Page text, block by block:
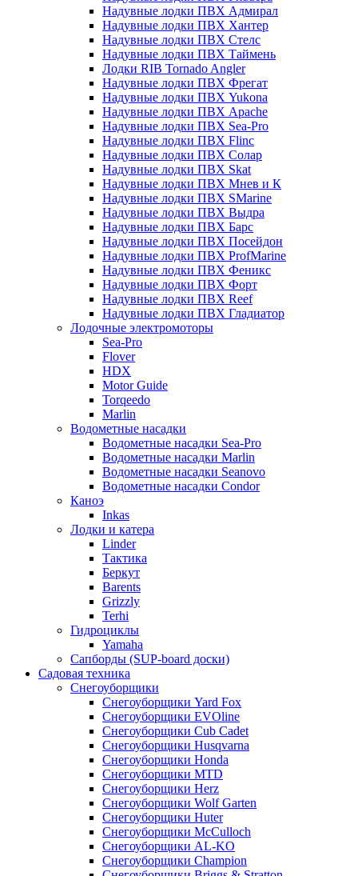
Надувные лодки ПВХ Адмирал
Надувные лодки ПВХ Хантер
Надувные лодки ПВХ Стелс
Надувные лодки ПВХ Таймень
Лодки RIB Tornado Angler
Надувные лодки ПВХ Фрегат
Надувные лодки ПВХ Yukona
Надувные лодки ПВХ Apache
Надувные лодки ПВХ Sea-Pro
Надувные лодки ПВХ Flinc
Надувные лодки ПВХ Солар
Надувные лодки ПВХ Skat
Надувные лодки ПВХ Мнев и К
Надувные лодки ПВХ SMarine
Надувные лодки ПВХ Выдра
Надувные лодки ПВХ Барс
Надувные лодки ПВХ Посейдон
Надувные лодки ПВХ ProfMarine
Надувные лодки ПВХ Феникс
Надувные лодки ПВХ Форт
Надувные лодки ПВХ Reef
Надувные лодки ПВХ Гладиатор
Лодочные электромоторы
Sea-Pro
Flover
HDX
Motor Guide
Torqeedo
Marlin
Водометные насадки
Водометные насадки Sea-Pro
Водометные насадки Marlin
Водометные насадки Seanovo
Водометные насадки Condor
Каноэ
Inkas
Лодки и катера
Linder
Тактика
Беркут
Barents
Grizzly
Terhi
Гидроциклы
Yamaha
Сапборды (SUP-board доски)
Садовая техника
Снегоуборщики
Снегоуборщики Yard Fox
Снегоуборщики EVOline
Снегоуборщики Cub Cadet
Снегоуборщики Husqvarna
Снегоуборщики Honda
Снегоуборщики MTD
Снегоуборщики Herz
Снегоуборщики Wolf Garten
Снегоуборщики Huter
Снегоуборщики McCulloch
Снегоуборщики AL-KO
Снегоуборщики Champion